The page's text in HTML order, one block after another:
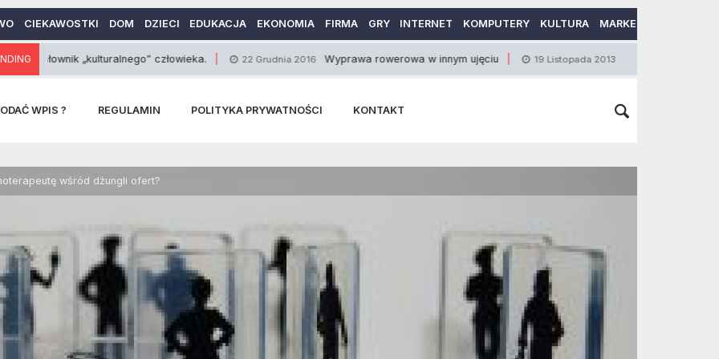
CIEKAWOSTKI DOM DZIECI EDUKACJA EKONOMIA FIRMA GRY INTERNET KOMPUTERY KULTURA MARKETING
„kulturalnego” człowieka. 22 Grudnia 2016 Wyprawa rowerowa w innym ujęciu 19 Listopada 2013 Rodzaje lokat bankowych
WPIS ? REGULAMIN POLITYKA PRYWATNOŚCI KONTAKT
wśród dżungli ofert?